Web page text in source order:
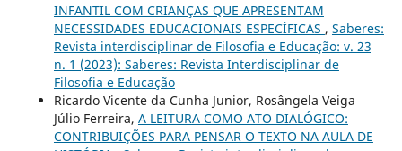
INFANTIL COM CRIANÇAS QUE APRESENTAM
NECESSIDADES EDUCACIONAIS ESPECÍFICAS , Saberes:
Revista interdisciplinar de Filosofia e Educação: v. 23
n. 1 (2023): Saberes: Revista Interdisciplinar de
Filosofia e Educação
Ricardo Vicente da Cunha Junior, Rosângela Veiga
Júlio Ferreira, A LEITURA COMO ATO DIALÓGICO:
CONTRIBUIÇÕES PARA PENSAR O TEXTO NA AULA DE